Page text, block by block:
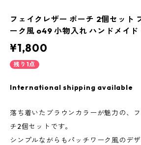
フェイクレザー ポーチ 2個セット
ーク風 o49 小物入れ ハンドメイド
¥1,800
残り1点
International shipping available
落ち着いたブラウンカラーが魅力の、
チ2個セットです。
シンプルながらもパッチワーク風のデ